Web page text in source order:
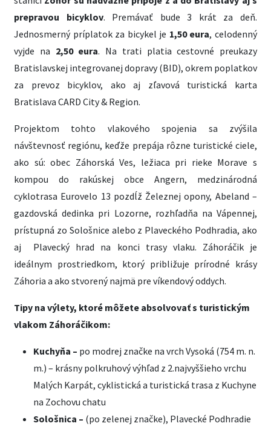
prepravou bicyklov. Premávať bude 3 krát za deň.
Jednosmerný príplatok za bicykel je 1,50 eura, celodenný
vyjde na 2,50 eura. Na trati platia cestovné preukazy
Bratislavskej integrovanej dopravy (BID), okrem poplatkov
za prevoz bicyklov, ako aj zľavová turistická karta
Bratislava CARD City & Region.
Projektom tohto vlakového spojenia sa zvýšila
návštevnosť regiónu, keďže prepája rôzne turistické ciele,
ako sú: obec Záhorská Ves, ležiaca pri rieke Morave s
kompou do rakúskej obce Angern, medzinárodná
cyklotrasa Eurovelo 13 pozdĺž Železnej opony, Abeland –
gazdovská dedinka pri Lozorne, rozhľadňa na Vápennej,
prístupná zo Sološnice alebo z Plaveckého Podhradia, ako
aj Plavecký hrad na konci trasy vlaku. Záhoráčik je
ideálnym prostriedkom, ktorý približuje prírodné krásy
Záhoria a ako stvorený najmä pre víkendový oddych.
Tipy na výlety, ktoré môžete absolvovať s turistickým
vlakom Záhoráčikom:
Kuchyňa – po modrej značke na vrch Vysoká (754 m. n.
m.) – krásny polkruhový výhľad z 2.najvyššieho vrchu
Malých Karpát, cyklistická a turistická trasa z Kuchyne
na Zochovu chatu
Sološnica – (po zelenej značke), Plavecké Podhradie